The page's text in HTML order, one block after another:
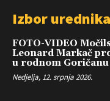
Izbor urednika
FOTO-VIDEO
Leonard Markač
u rodnom Goričanu
Nedjelja, 12. srpnja 2026.